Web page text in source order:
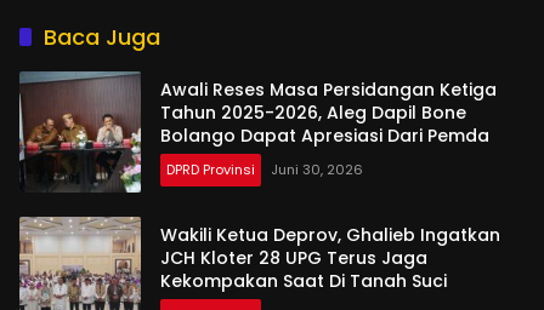
Baca Juga
Awali Reses Masa Persidangan Ketiga
Tahun 2025-2026, Aleg Dapil Bone
Bolango Dapat Apresiasi Dari Pemda
DPRD Provinsi Juni 30, 2026
Wakili Ketua Deprov, Ghalieb Ingatkan
JCH Kloter 28 UPG Terus Jaga
Kekompakan Saat Di Tanah Suci